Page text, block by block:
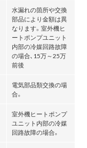
水漏れの箇所や交換
部品により金額は異
なります。室外機ヒ
ートポンプユニット
内部の冷媒回路故障
の場合､15万～25万
前後
電気部品類交換の場
合。
室外機ヒートポンプ
ユニット内部の冷媒
回路故障の場合。